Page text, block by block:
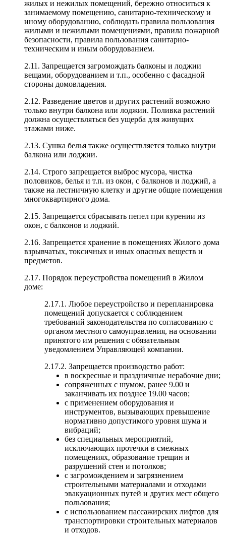
жилых и нежилых помещений, бережно относиться к
занимаемому помещению, санитарно-техническому и
иному оборудованию, соблюдать правила пользования
жилыми и нежилыми помещениями, правила пожарной
безопасности, правила пользования санитарно-
техническим и иным оборудованием.
2.11. Запрещается загромождать балконы и лоджии
вещами, оборудованием и т.п., особенно с фасадной
стороны домовладения.
2.12. Разведение цветов и других растений возможно
только внутри балкона или лоджии. Поливка растений
должна осуществляться без ущерба для живущих
этажами ниже.
2.13. Сушка белья также осуществляется только внутри
балкона или лоджии.
2.14. Строго запрещается выброс мусора, чистка
половиков, белья и т.п. из окон, с балконов и лоджий, а
также на лестничную клетку и другие общие помещения
многоквартирного дома.
2.15. Запрещается сбрасывать пепел при курении из
окон, с балконов и лоджий.
2.16. Запрещается хранение в помещениях Жилого дома
взрывчатых, токсичных и иных опасных веществ и
предметов.
2.17. Порядок переустройства помещений в Жилом
доме:
2.17.1. Любое переустройство и перепланировка
помещений допускается с соблюдением
требований законодательства по согласованию с
органом местного самоуправления, на основании
принятого им решения с обязательным
уведомлением Управляющей компании.
2.17.2. Запрещается производство работ:
в воскресные и праздничные нерабочие дни;
сопряженных с шумом, ранее 9.00 и
заканчивать их позднее 19.00 часов;
с применением оборудования и
инструментов, вызывающих превышение
нормативно допустимого уровня шума и
вибраций;
без специальных мероприятий,
исключающих протечки в смежных
помещениях, образование трещин и
разрушений стен и потолков;
с загромождением и загрязнением
строительными материалами и отходами
эвакуационных путей и других мест общего
пользования;
с использованием пассажирских лифтов для
транспортировки строительных материалов
и отходов.